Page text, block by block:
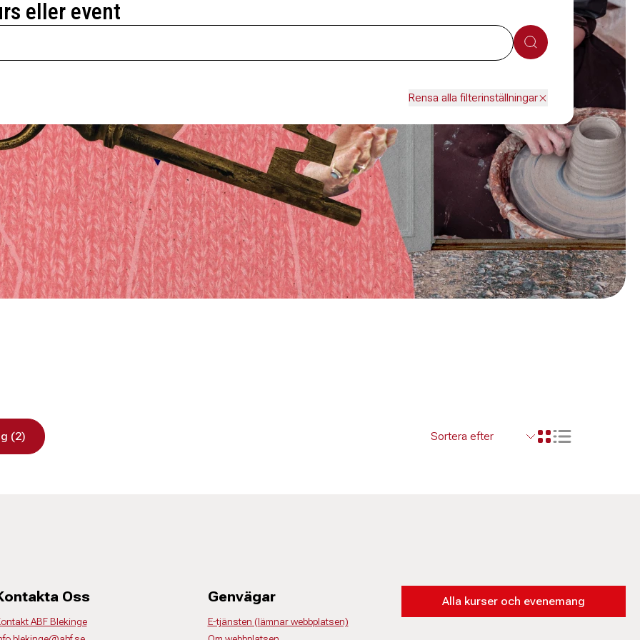
eller event
Sök
Rensa alla filterinställningar
(2) Visa resultaten i ett
Visa resultaten
Oss
ABF Blekinge
Genvägar
E-tjänsten (lämnar webbplatsen)
Alla kurser och evenemang